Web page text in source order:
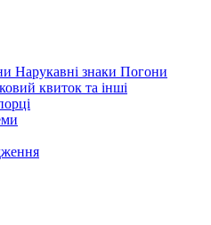
Нарукавні знаки Погони
квиток та інші